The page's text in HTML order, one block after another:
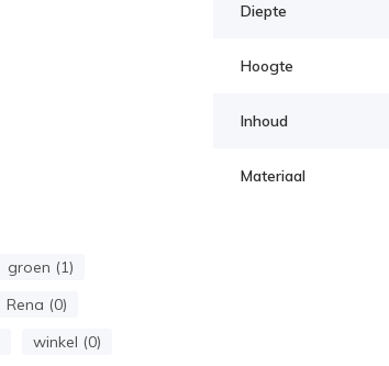
groen (1)
Rena (0)
winkel (0)
Diepte
Hoogte
Inhoud
Materiaal